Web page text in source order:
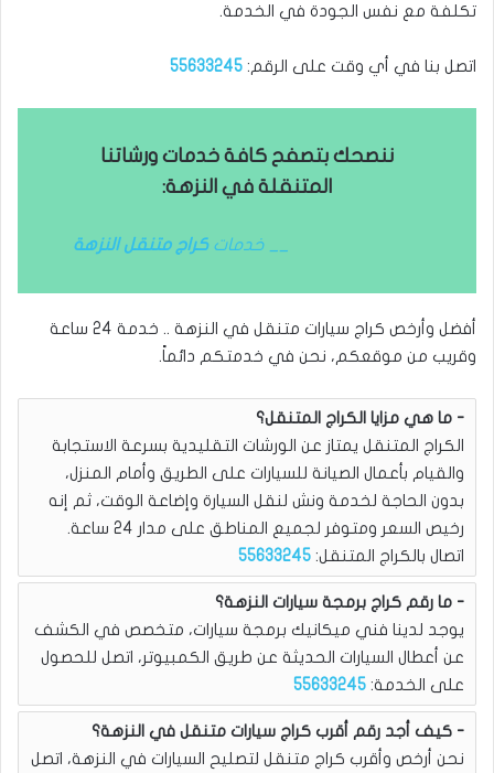
تكلفة مع نفس الجودة في الخدمة.
اتصل بنا في أي وقت على الرقم: 55633245
ننصحك بتصفح كافة خدمات ورشاتنا
المتنقلة في النزهة:
__ خدماتكراج متنقل النزهة
أفضل وأرخص كراج سيارات متنقل في النزهة .. خدمة 24 ساعة
وقريب من موقعكم، نحن في خدمتكم دائماً.
ما هي مزايا الكراج المتنقل؟
الكراج المتنقل يمتاز عن الورشات التقليدية بسرعة الاستجابة
والقيام بأعمال الصيانة للسيارات على الطريق وأمام المنزل،
بدون الحاجة لخدمة ونش لنقل السيارة وإضاعة الوقت، ثم إنه
رخيص السعر ومتوفر لجميع المناطق على مدار 24 ساعة.
اتصال بالكراج المتنقل: 55633245
ما رقم كراج برمجة سيارات النزهة؟
يوجد لدينا فني ميكانيك برمجة سيارات، متخصص في الكشف
عن أعطال السيارات الحديثة عن طريق الكمبيوتر، اتصل للحصول
على الخدمة: 55633245
كيف أجد رقم أقرب كراج سيارات متنقل في النزهة؟
نحن أرخص وأقرب كراج متنقل لتصليح السيارات في النزهة، اتصل